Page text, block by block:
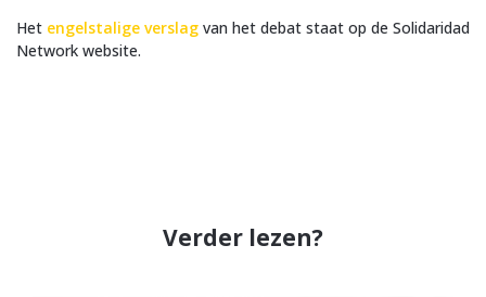
Het engelstalige verslag van het debat staat op de Solidaridad
Network website.
Verder lezen?